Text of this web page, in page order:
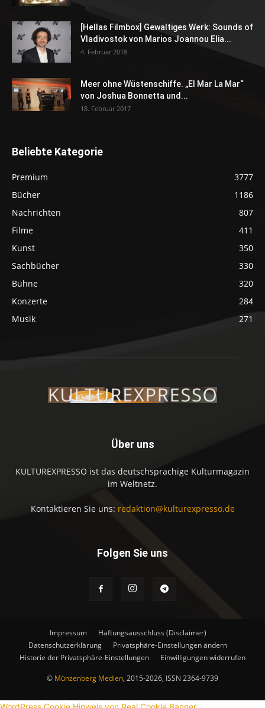
[Hellas Filmbox] Gewaltiges Werk: Sounds of
Vladivostok von Marios Joannou Elia...
4. Februar 2018
Meer ohne Wüstenschiffe. „El Mar La Mar“
von Joshua Bonnetta und...
18. Februar 2017
Beliebte Kategorie
Premium
3777
Bücher
1186
Nachrichten
807
Filme
411
Kunst
350
Sachbücher
330
Bühne
320
Konzerte
284
Musik
271
Über uns
KULTUREXPRESSO ist das deutschsprachige Kulturmagazin
im Weltnetz.
Kontaktieren Sie uns: redaktion@kulturexpresso.de
Folgen Sie uns
Impressum
Haftungsausschluss (Disclaimer)
Datenschutzerklärung
Privatsphäre-Einstellungen ändern
Historie der Privatsphäre-Einstellungen
Einwilligungen widerrufen
© Münzenberg Medien, 2015-2026, ISSN 2364-9739